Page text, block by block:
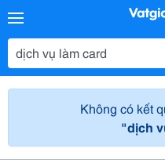
Không có kết
"dịch